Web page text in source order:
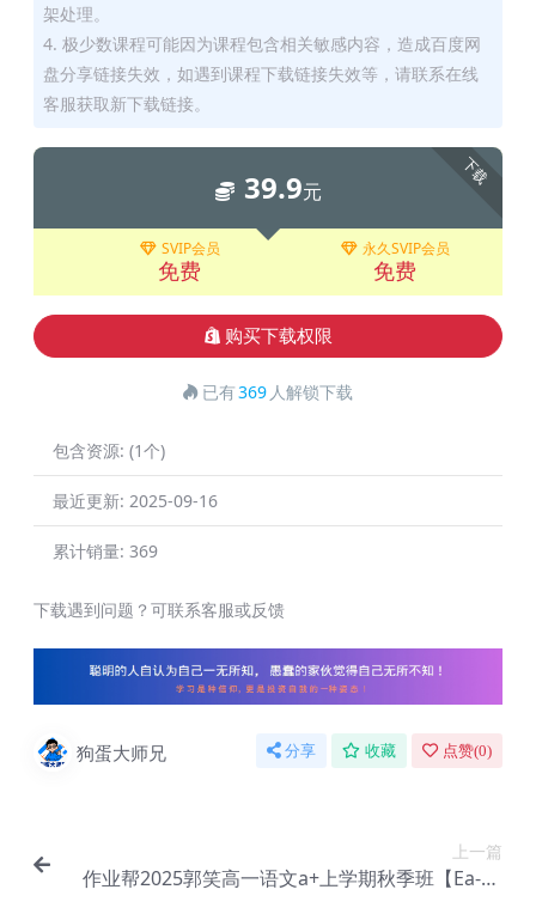
架处理。
4. 极少数课程可能因为课程包含相关敏感内容，造成百度网
盘分享链接失效，如遇到课程下载链接失效等，请联系在线
客服获取新下载链接。
下载
39.9元
SVIP会员
免费
永久SVIP会员
免费
购买下载权限
已有369 人解锁下载
包含资源: (1个)
最近更新: 2025-09-16
累计销量: 369
下载遇到问题？可联系客服或反馈
狗蛋大师兄 分享 收藏 点赞(0)
上一篇
作业帮2025郭笑高一语文a+上学期秋季班【Ea-14